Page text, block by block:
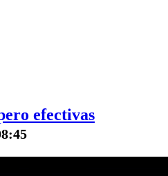
efectivas